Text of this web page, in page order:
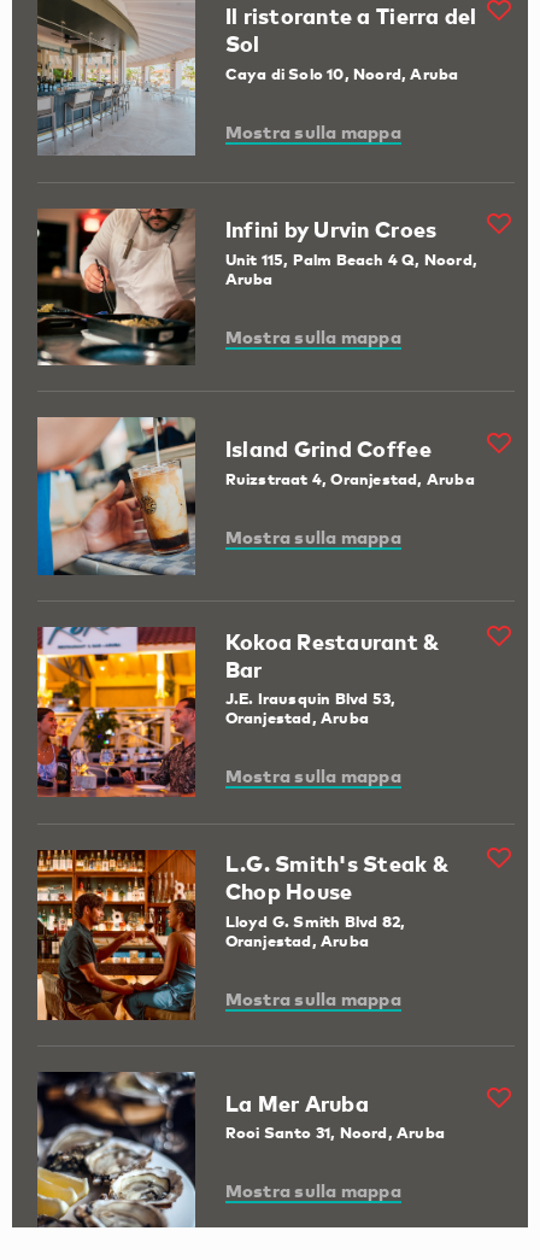
Il ristorante a Tierra del
Sol
Caya di Solo 10, Noord, Aruba
Mostra sulla mappa
Infini by Urvin Croes
Unit 115, Palm Beach 4 Q, Noord,
Aruba
Mostra sulla mappa
Island Grind Coffee
Ruizstraat 4, Oranjestad, Aruba
Mostra sulla mappa
Kokoa Restaurant &
Bar
J.E. Irausquin Blvd 53,
Oranjestad, Aruba
Mostra sulla mappa
L.G. Smith's Steak &
Chop House
Lloyd G. Smith Blvd 82,
Oranjestad, Aruba
Mostra sulla mappa
La Mer Aruba
Rooi Santo 31, Noord, Aruba
Mostra sulla mappa